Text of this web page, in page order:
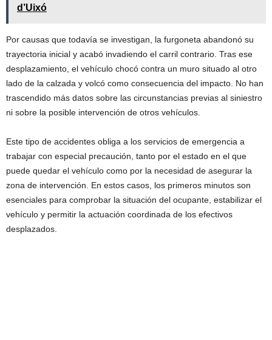
d’Uixó
Por causas que todavía se investigan, la furgoneta abandonó su
trayectoria inicial y acabó invadiendo el carril contrario. Tras ese
desplazamiento, el vehículo chocó contra un muro situado al otro
lado de la calzada y volcó como consecuencia del impacto. No han
trascendido más datos sobre las circunstancias previas al siniestro
ni sobre la posible intervención de otros vehículos.
Este tipo de accidentes obliga a los servicios de emergencia a
trabajar con especial precaución, tanto por el estado en el que
puede quedar el vehículo como por la necesidad de asegurar la
zona de intervención. En estos casos, los primeros minutos son
esenciales para comprobar la situación del ocupante, estabilizar el
vehículo y permitir la actuación coordinada de los efectivos
desplazados.